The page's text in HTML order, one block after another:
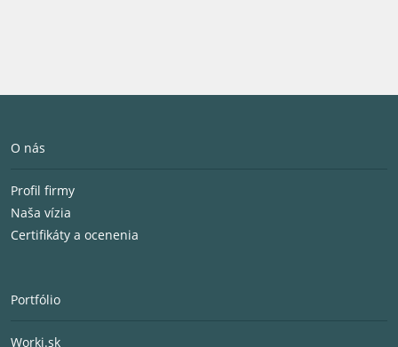
O nás
Profil firmy
Naša vízia
Certifikáty a ocenenia
Portfólio
Worki.sk